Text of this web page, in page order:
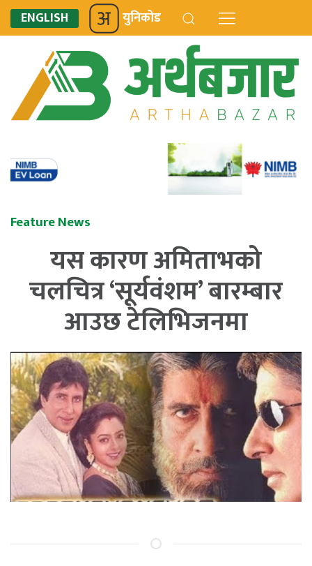
ENGLISH युनिकोड
Feature News
यस कारण अमिताभको
चलचित्र ‘सूर्यवंशम’ बारम्बार
आउछ टेलिभिजनमा